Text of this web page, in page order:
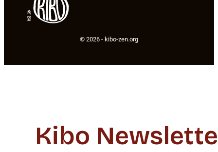
© 2026 - kibo-zen.org
Kibo